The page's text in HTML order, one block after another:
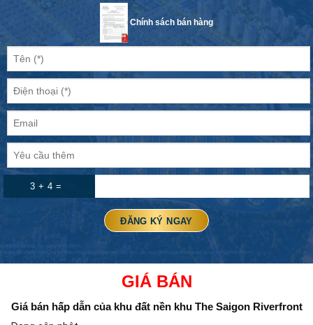
Chính sách bán hàng
3 + 4 =
GIÁ BÁN
Giá bán hấp dẫn của khu đất nềnkhu The Saigon Riverfront